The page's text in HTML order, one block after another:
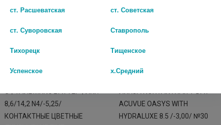
8,6/14,2 N4/-5,25/
КОНТАКТНЫЕ ЦВЕТНЫЕ
ACUVUE OASYS WITH
HYDRALUXE 8.5 /-3,00/ №30
ст. Расшеватская ст. Советская
ст. Суворовская Ставрополь
Тихорецк Тищенское
Успенское х.Средний